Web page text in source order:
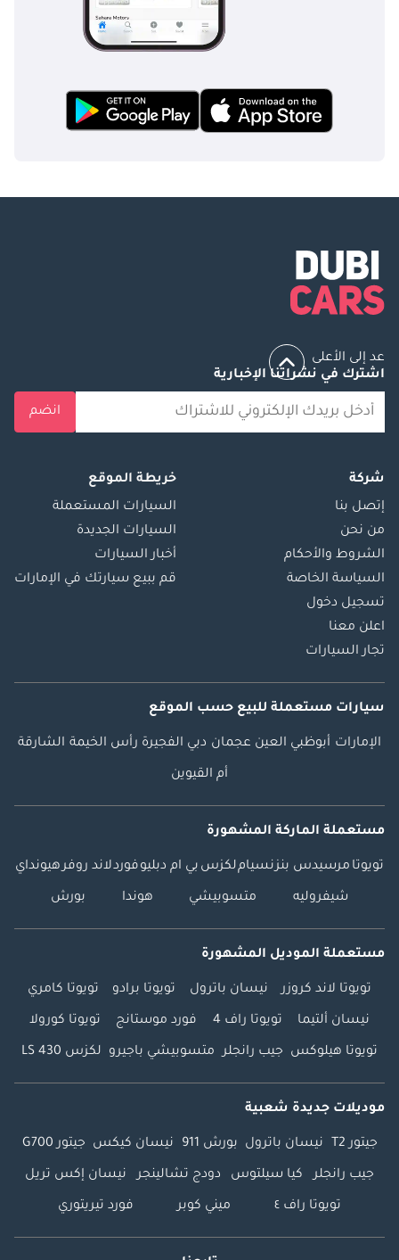
عد إلى الأعلى
اشترك في نشراتنا الإخبارية
انضم
شركة
إتصل بنا
من نحن
الشروط والأحكام
السياسة الخاصة
تسجيل دخول
اعلن معنا
تجار السيارات
خريطة الموقع
السيارات المستعملة
السيارات الجديدة
أخبار السيارات
قم ببيع سيارتك في الإمارات
سيارات مستعملة للبيع حسب الموقع
الإمارات أبوظبي العين عجمان دبي الفجيرة رأس الخيمة الشارقة
أم القيوين
مستعملة الماركة المشهورة
تويوتا مرسيدس بنزنسياملكزس بي ام دبليوفوردلاند روفرهيونداي
شيفروليه متسوبيشي هوندا بورش
مستعملة الموديل المشهورة
تويوتا لاند كروزر نيسان باترول تويوتا برادو تويوتا كامري
نيسان ألتيما تويوتا راف 4 فورد موستانج تويوتا كورولا
تويوتا هيلوكس جيب رانجلر متسوبيشي باجيرو لكزس LS 430
موديلات جديدة شعبية
جيتور T2 نيسان باترول بورش 911 نيسان كيكس جيتور G700
جيب رانجلر كيا سيلتوس دودج تشالينجر نيسان إكس تريل
تويوتا راف ٤ ميني كوبر فورد تيريتوري